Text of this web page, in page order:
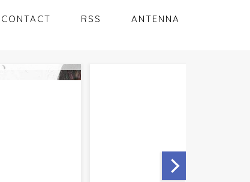
CONTACT RSS ANTENNA